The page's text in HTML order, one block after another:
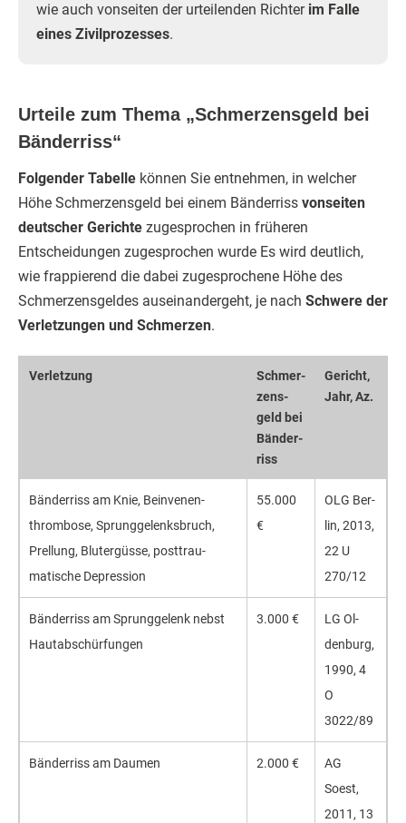
wie auch vonseiten der urteilenden Richter im Falle
eines Zivilprozesses.
Urteile zum Thema „Schmerzensgeld bei
Bänderriss“
Folgender Tabelle können Sie entnehmen, in welcher
Höhe Schmerzensgeld bei einem Bänderriss vonseiten
deutscher Gerichte zugesprochen in früheren
Entscheidungen zugesprochen wurde Es wird deutlich,
wie frappierend die dabei zugesprochene Höhe des
Schmerzensgeldes auseinandergeht, je nach Schwere der
Verletzungen und Schmerzen.
Verletzung
Schmer­
zens­
geld bei
Bän­der­
riss
Ge­richt,
Jahr, Az.
Bänderriss am Knie, Beinvenen­
thrombose, Sprungge­lenksbruch,
Prellung, Blutergüsse, posttrau­
matische Depression
55.000
€
OLG Ber­
lin, 2013,
22 U
270/12
Bänderriss am Sprung­gelenk nebst
Hautab­schürfungen
3.000 €
LG Ol­
den­burg,
1990, 4
O
3022/89
Bänder­riss am Daumen 2.000 €
AG
Soest,
2011, 13